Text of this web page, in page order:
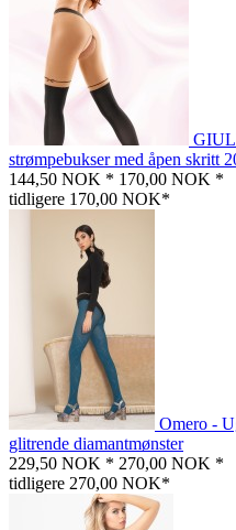
strømpebukser med åpen skritt
144,50 NOK * 170,00 NOK *
tidligere 170,00 NOK*
Omero -
glitrende diamantmønster
229,50 NOK * 270,00 NOK *
tidligere 270,00 NOK*